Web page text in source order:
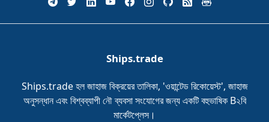
Ships.trade
Ships.trade হল জাহাজ বিক্রয়ের তালিকা, 'ওয়ান্টেড রিকোয়েস্ট', জাহাজ
অনুসন্ধান এবং বিশ্বব্যাপী নৌ ব্যবসা সংযোগের জন্য একটি বহুভাষিক B২বি
মার্কেটপ্লেস।